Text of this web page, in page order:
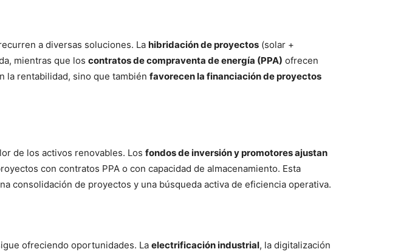
a diversas soluciones. La hibridación de proyectos (solar +
mientras que los contratos de compraventa de energía (PPA) ofrecen
la rentabilidad, sino que también favorecen la financiación de proyectos
de los activos renovables. Los fondos de inversión y promotores ajustan
con contratos PPA o con capacidad de almacenamiento. Esta
consolidación de proyectos y una búsqueda activa de eficiencia operativa.
ofreciendo oportunidades. La electrificación industrial, la digitalización